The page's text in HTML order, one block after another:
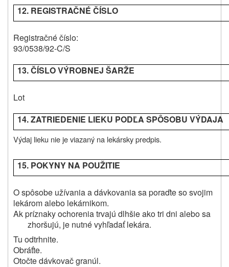
12. REGISTRAČNÉ ČÍSLO
Registračné číslo:
93/0538/92-C/S
13. ČÍSLO VÝROBNEJ ŠARŽE
Lot
14. ZATRIEDENIE LIEKU PODĽA SPÔSOBU VÝDAJA
Výdaj lieku nie je viazaný na lekársky predpis.
15. POKYNY NA POUŽITIE
O spôsobe užívania a dávkovania sa poraďte so svojim
lekárom alebo lekárnikom.
Ak príznaky ochorenia trvajú dlhšie ako tri dni alebo sa
zhoršujú, je nutné vyhľadať lekára.
Tu odtrhnite.
Obráťte.
Otočte dávkovač granúl.